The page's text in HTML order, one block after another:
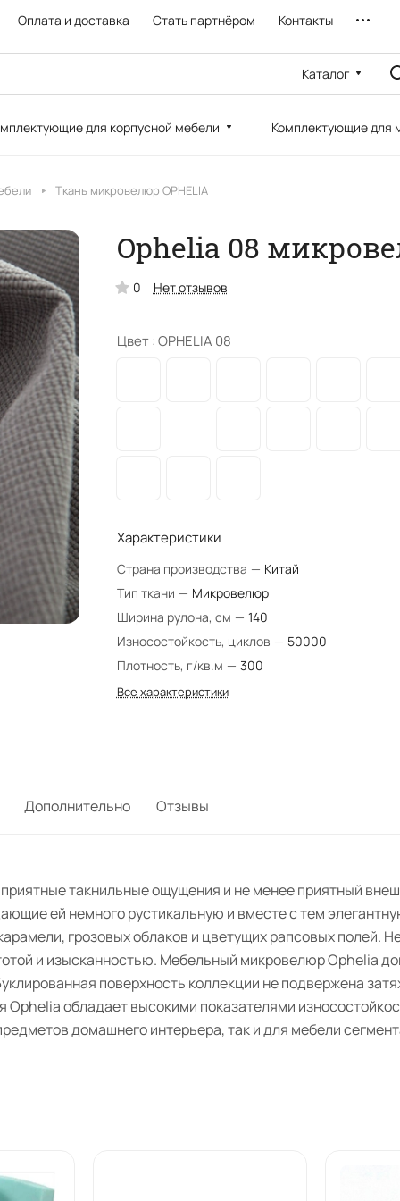
Оплата и доставка Стать партнёром Контакты
Каталог
для корпусной мебели Комплектующие для
Ткань микровелюр OPHELIA
Ophelia 08
0 Нет отзывов
Цвет :OPHELIA 08
Характеристики
Страна производства — Китай
Тип ткани — Микровелюр
Ширина рулона, см — 140
Износостойкость, циклов — 50000
Плотность, г/кв.м — 300
Все характеристики
Дополнительно Отзывы
такнильные ощущения и не менее приятный
ей немного рустикальную и вместе с тем
грозовых облаков и цветущих рапсовых полей.
и изысканностью. Мебельный микровелюр Ophelia
поверхность коллекции не подвержена
обладает высокими показателями
домашнего интерьера, так и для мебели